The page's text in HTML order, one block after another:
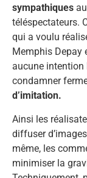
sympathiques
téléspectateurs.
qui a voulu
Memphis Depay
aucune intention
condamner
d’imitation.
Ainsi les
diffuser
même, les
minimiser la